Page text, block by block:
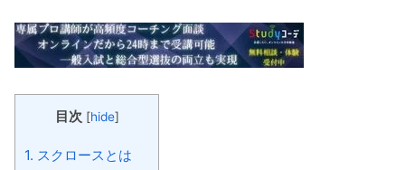
目次 [hide]
1. スクロースとは